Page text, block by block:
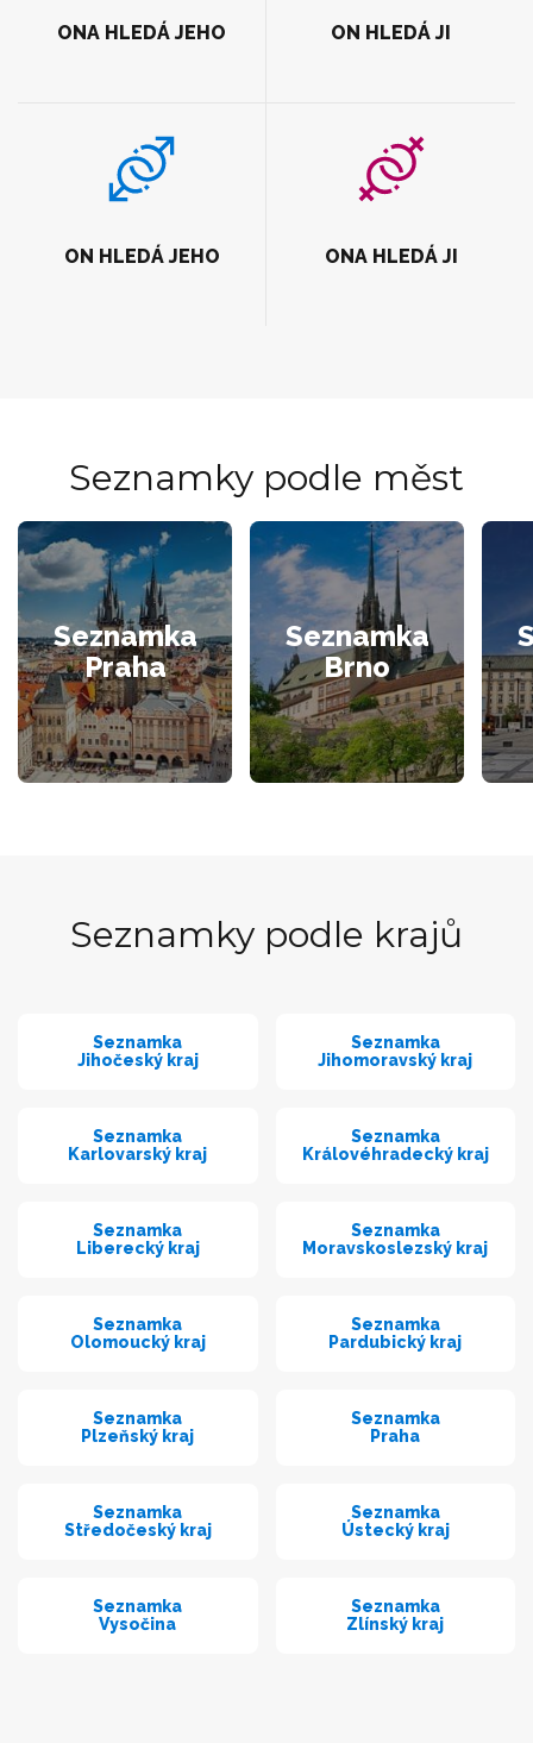
ONA HLEDÁ JEHO ON HLEDÁ JI
ON HLEDÁ JEHO ONA HLEDÁ JI
Seznamky podle měst
Seznamka
Praha
Seznamka
Brno
Seznamky podle krajů
Seznamka
Jihočeský kraj
Seznamka
Jihomoravský kraj
Seznamka
Karlovarský kraj
Seznamka
Královéhradecký kraj
Seznamka
Liberecký kraj
Seznamka
Moravskoslezský kraj
Seznamka
Olomoucký kraj
Seznamka
Pardubický kraj
Seznamka
Plzeňský kraj
Seznamka
Praha
Seznamka
Středočeský kraj
Seznamka
Ústecký kraj
Seznamka
Vysočina
Seznamka
Zlínský kraj